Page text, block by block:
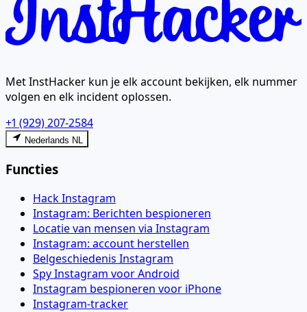
Met InstHacker kun je elk account bekijken, elk nummer
volgen en elk incident oplossen.
+1 (929) 207-2584
Nederlands NL
Functies
Hack Instagram
Instagram: Berichten bespioneren
Locatie van mensen via Instagram
Instagram: account herstellen
Belgeschiedenis Instagram
Spy Instagram voor Android
Instagram bespioneren voor iPhone
Instagram-tracker